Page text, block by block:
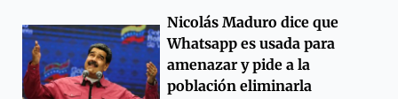
Nicolás Maduro dice que
Whatsapp es usada para
amenazar y pide a la
población eliminarla